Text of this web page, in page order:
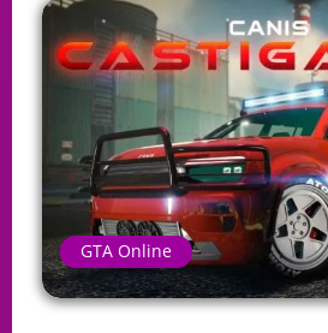
GTA Online